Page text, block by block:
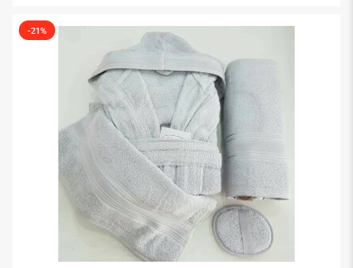
-21%
✱